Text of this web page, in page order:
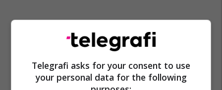
Telegrafi asks for your consent to use
your personal data for the following